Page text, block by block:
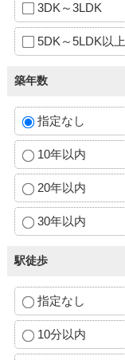
3DK～3LDK
5DK～5LDK以上
築年数
指定なし
10年以内
20年以内
30年以内
駅徒歩
指定なし
10分以内